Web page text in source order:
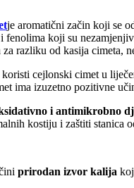
je aromatični začin koji se
fenolima koji su
razliku od kasija cimeta,
cejlonski cimet u
ima izuzetno pozitivne
i antimikrobno
kostiju i zaštiti stanica
prirodan izvor kalija